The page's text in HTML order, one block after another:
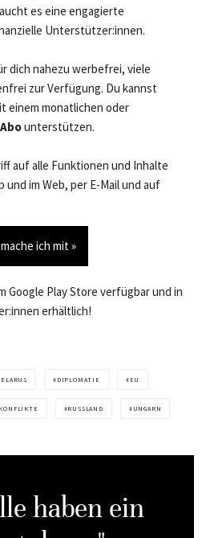
es eine engagierte
Unterstützer:innen.
dich nahezu werbefrei, viele
zur Verfügung. Du kannst
einem monatlichen oder
unterstützen.
auf alle Funktionen und Inhalte
und im Web, per E-Mail und auf
ich mit »
Google Play Store verfügbar und in
erhältlich!
DIPLOMATIE EU
KONFLIKTE RUSSLAND UNGARN
haben ein